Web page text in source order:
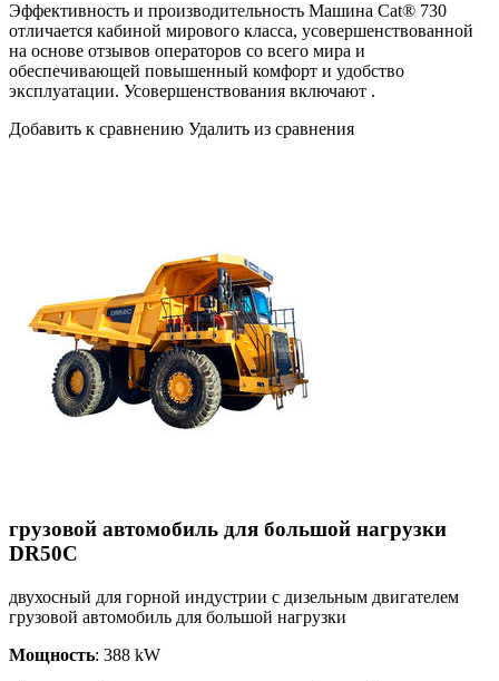
Эффективность и производительность Машина Cat® 730
отличается кабиной мирового класса, усовершенствованной
на основе отзывов операторов со всего мира и
обеспечивающей повышенный комфорт и удобство
эксплуатации. Усовершенствования включают .
Добавить к сравнению Удалить из сравнения
грузовой автомобиль для большой нагрузки
DR50C
двухосный для горной индустрии с дизельным двигателем
грузовой автомобиль для большой нагрузки
Мощность: 388 kW